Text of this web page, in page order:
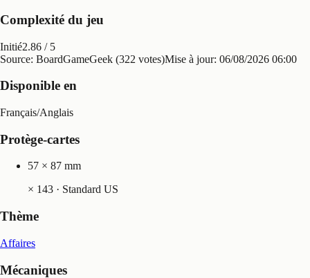
Complexité du jeu
Initié2.86 / 5
Source: BoardGameGeek (322 votes)Mise à jour: 06/08/2026 06:00
Disponible en
Français/Anglais
Protège-cartes
57 × 87 mm
× 143 · Standard US
Thème
Affaires
Mécaniques